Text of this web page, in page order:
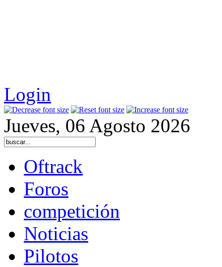
Login
Jueves, 06 Agosto 2026
Oftrack
Foros
competición
Noticias
Pilotos